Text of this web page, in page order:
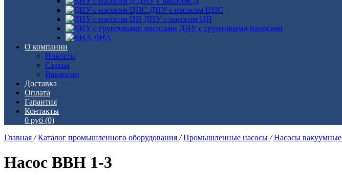
ДНУ с насосом ЦНС
ДНУ с насосом ЦН
ДНУ с грунтовыми насосами
ДНА
О компании
Новости
Статьи
Вакансии
Доставка
Оплата
Гарантия
Контакты
0 руб (0)
Главная / Каталог промышленного оборудования / Промышленные насосы / Насосы вакуумные
Насос ВВН 1-3